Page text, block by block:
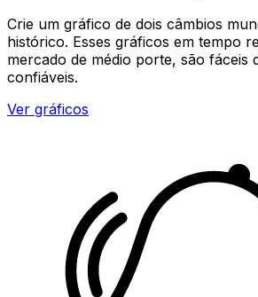
Crie um gráfico de dois câmbios
histórico. Esses gráficos em tempo
mercado de médio porte, são fáceis
confiáveis.
Ver gráficos